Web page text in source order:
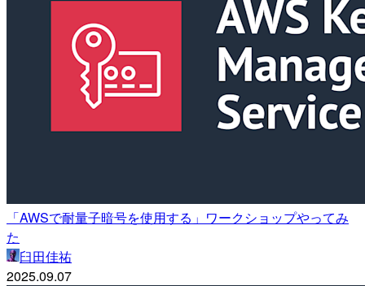
「AWSで耐量子暗号を使用する」ワークショップやってみ
た
臼田佳祐
2025.09.07